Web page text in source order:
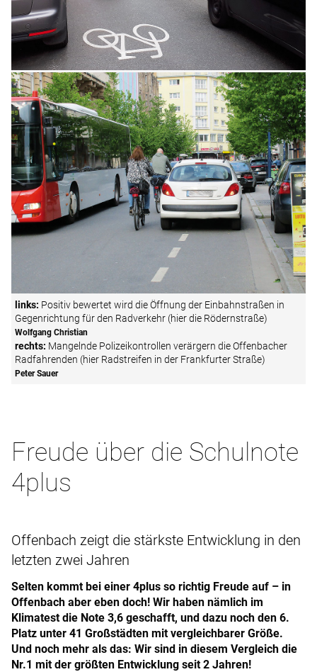
links: Positiv bewertet wird die Öffnung der Einbahnstraßen in
Gegenrichtung für den Radverkehr (hier die Rödernstraße)
Wolfgang Christian
rechts: Mangelnde Polizeikontrollen verärgern die Offenbacher
Radfahrenden (hier Radstreifen in der Frankfurter Straße)
Peter Sauer
Freude über die Schulnote
4plus
Offenbach zeigt die stärkste Entwicklung in den
letzten zwei Jahren
Selten kommt bei einer 4plus so richtig Freude auf – in
Offenbach aber eben doch! Wir haben nämlich im
Klimatest die Note 3,6 geschafft, und dazu noch den 6.
Platz unter 41 Großstädten mit vergleichbarer Größe.
Und noch mehr als das: Wir sind in diesem Vergleich die
Nr.1 mit der größten Entwicklung seit 2 Jahren!